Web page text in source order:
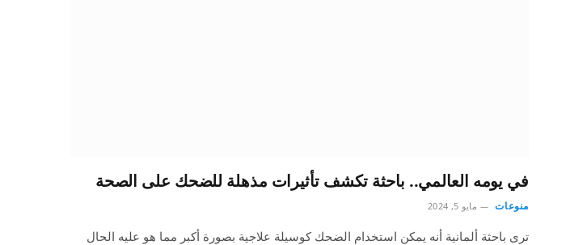
في يومه العالمي.. باحثة تكشف تأثيرات مذهلة للضحك على الصحة
منوعات مايو 5, 2024
ترى باحثة ألمانية أنه يمكن استخدام الضحك كوسيلة علاجية بصورة أكبر مما هو عليه الحال